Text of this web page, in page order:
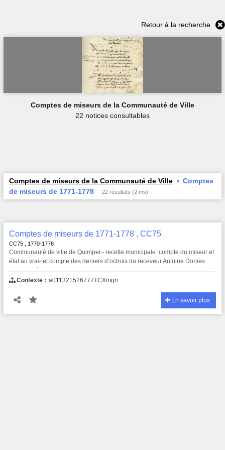
Retour à la recherche
Comptes de miseurs de la Communauté de Ville
22 notices consultables
Comptes de miseurs de la Communauté de Ville
Comptes
de miseurs de 1771-1778
22 résultats (2 ms)
Comptes de miseurs de 1771-1778 , CC75
CC75 , 1770-1778
Communauté de ville de Quimper.- recette municipale: compte du miseur et
état au vrai- et compte des deniers d’octrois du receveur Antoine Donies
commencé en 1770 et fini en 1778.
Contexte : a011321526777TCXmgn
En savoir plus